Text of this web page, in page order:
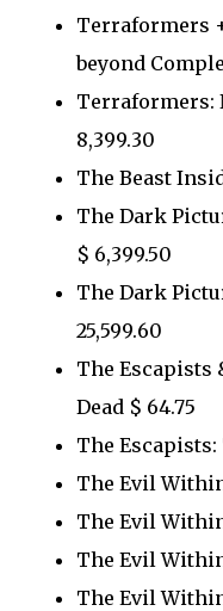
Terraformers
beyond
Terraformers:
8,399.30
The Beast
The Dark
$ 6,399.50
The Dark
25,599.60
The Escapists
Dead $ 64.75
The Escapists:
The Evil Within
The Evil
The Evil Within
The Evil